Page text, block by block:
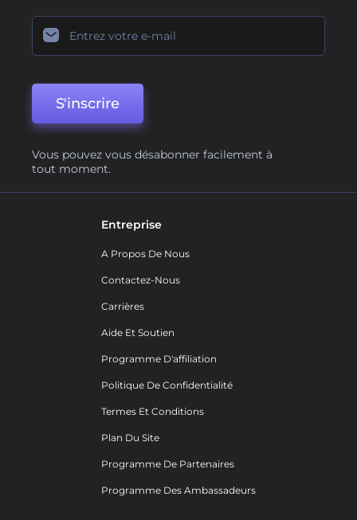
S'inscrire
Vous pouvez vous désabonner facilement à
tout moment.
Entreprise
A Propos De Nous
Contactez-Nous
Carrières
Aide Et Soutien
Programme D'affiliation
Politique De Confidentialité
Termes Et Conditions
Plan Du Site
Programme De Partenaires
Programme Des Ambassadeurs